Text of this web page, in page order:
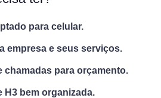
para celular.
empresa e seus serviços.
chamadas para orçamento.
H3 bem organizada.